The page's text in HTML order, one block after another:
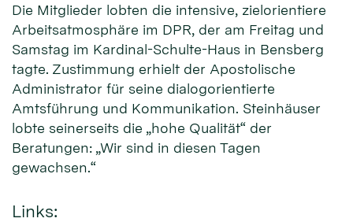
Die Mitglieder lobten die intensive, zielorientiere
Arbeitsatmosphäre im DPR, der am Freitag und
Samstag im Kardinal-Schulte-Haus in Bensberg
tagte. Zustimmung erhielt der Apostolische
Administrator für seine dialogorientierte
Amtsführung und Kommunikation. Steinhäuser
lobte seinerseits die „hohe Qualität“ der
Beratungen: „Wir sind in diesen Tagen
gewachsen.“
Links: